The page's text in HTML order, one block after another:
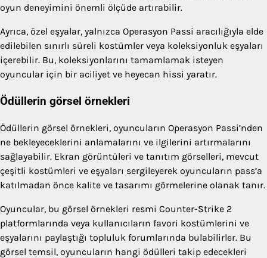
oyun deneyimini önemli ölçüde artırabilir.
Ayrıca, özel eşyalar, yalnızca Operasyon Passi aracılığıyla elde
edilebilen sınırlı süreli kostümler veya koleksiyonluk eşyaları
içerebilir. Bu, koleksiyonlarını tamamlamak isteyen
oyuncular için bir aciliyet ve heyecan hissi yaratır.
Ödüllerin görsel örnekleri
Ödüllerin görsel örnekleri, oyuncuların Operasyon Passi’nden
ne bekleyeceklerini anlamalarını ve ilgilerini artırmalarını
sağlayabilir. Ekran görüntüleri ve tanıtım görselleri, mevcut
çeşitli kostümleri ve eşyaları sergileyerek oyuncuların pass’a
katılmadan önce kalite ve tasarımı görmelerine olanak tanır.
Oyuncular, bu görsel örnekleri resmi Counter-Strike 2
platformlarında veya kullanıcıların favori kostümlerini ve
eşyalarını paylaştığı topluluk forumlarında bulabilirler. Bu
görsel temsil, oyuncuların hangi ödülleri takip edecekleri